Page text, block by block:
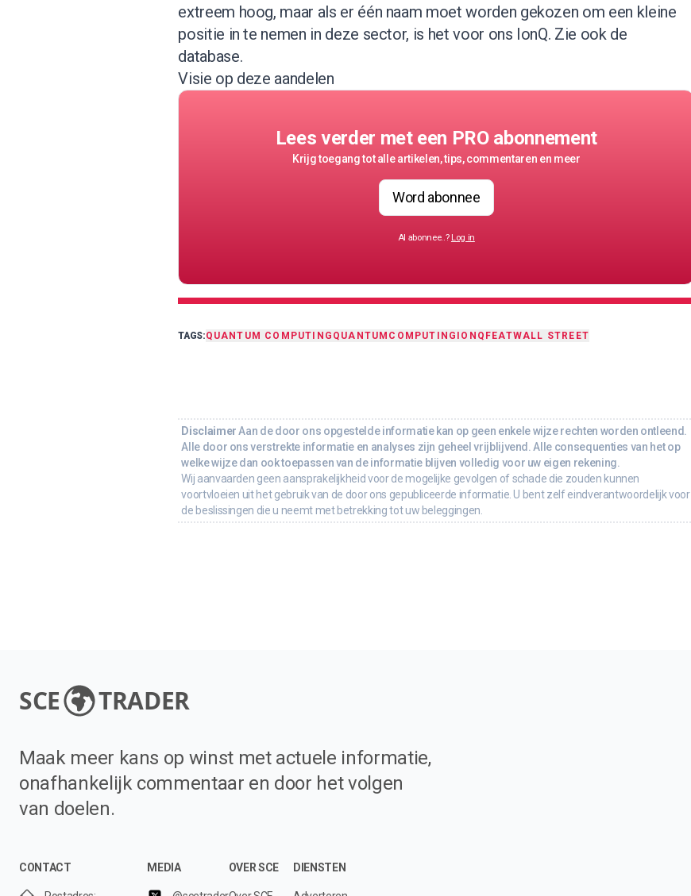
extreem hoog, maar als er één naam moet worden gekozen om een kleine
positie in te nemen in deze sector, is het voor ons IonQ. Zie ook de
database.
Visie op deze aandelen
Lees verder met een PRO abonnement
Krijg toegang tot alle artikelen, tips, commentaren en meer
Word abonnee
Al abonnee..? Log in
TAGS:QUANTUM COMPUTING QUANTUMCOMPUTING IONQ FEATWALL STREET
Disclaimer Aan de door ons opgestelde informatie kan op geen enkele wijze rechten worden ontleend.
Alle door ons verstrekte informatie en analyses zijn geheel vrijblijvend. Alle consequenties van het op
welke wijze dan ook toepassen van de informatie blijven volledig voor uw eigen rekening.
Wij aanvaarden geen aansprakelijkheid voor de mogelijke gevolgen of schade die zouden kunnen
voortvloeien uit het gebruik van de door ons gepubliceerde informatie. U bent zelf eindverantwoordelijk voor
de beslissingen die u neemt met betrekking tot uw beleggingen.
SCE TRADER
Maak meer kans op winst met actuele informatie,
onafhankelijk commentaar en door het volgen
van doelen.
CONTACT MEDIA OVER SCE DIENSTEN